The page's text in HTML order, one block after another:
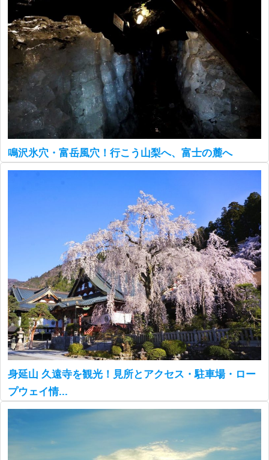
鳴沢氷穴・富岳風穴！行こう山梨へ、富士の麓へ
身延山 久遠寺を観光！見所とアクセス・駐車場・ロー
プウェイ情...